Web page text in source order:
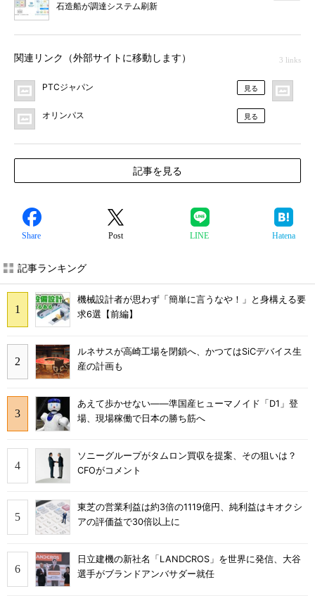
石造船が調達システム刷新
関連リンク（外部サイトに移動します） 3 links
PTCジャパン 見る
オリンパス 見る
記事を見る
Share Post LINE Hatena
記事ランキング
機械設計者が思わず「簡単に言うなや！」と身構える要
求6選【前編】
ルネサスが高崎工場を閉鎖へ、かつてはSiCデバイス生
産の計画も
あえて歩かせない――準国産ヒューマノイド「D1」登
場、現場稼働で日本の勝ち筋へ
ソニーグループがタムロン買収を提案、その狙いは？
CFOがコメント
東芝の営業利益は約3倍の1119億円、純利益はキオクシ
アの評価益で30倍以上に
日立建機の新社名「LANDCROS」を世界に発信、大谷
選手がブランドアンバサダー就任